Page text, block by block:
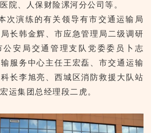
院、人保财险漯河分公司等。
次演练的有关领导有市交通运输局
长韩金辉、市应急管理局二级调研
公安局交通管理支队党委委员卜志
服务中心主任王宏磊、市交通运输
长李旭亮、西城区消防救援大队站
运集团总经理段二虎。